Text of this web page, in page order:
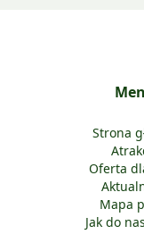
Strona
Oferta
Mapa
Jak do